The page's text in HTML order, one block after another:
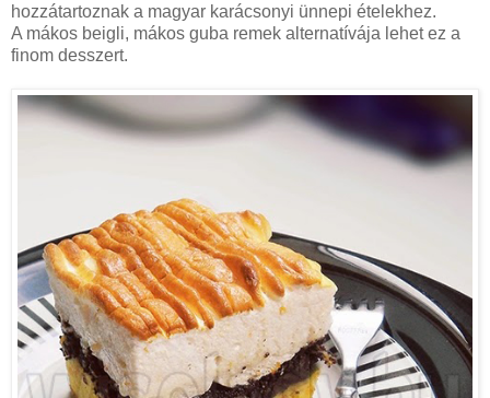
hozzátartoznak a magyar karácsonyi ünnepi ételekhez.
A mákos beigli, mákos guba remek alternatívája lehet ez a
finom desszert.